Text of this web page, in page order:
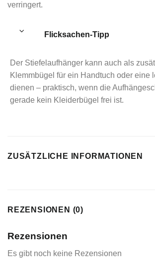
verringert.
Flicksachen-Tipp
Der Stiefelaufhänger kann auch als
Klemmbügel für ein Handtuch oder eine
dienen – praktisch, wenn die
gerade kein Kleiderbügel frei ist.
ZUSÄTZLICHE INFORMATIONEN
REZENSIONEN (0)
Rezensionen
Es gibt noch keine Rezensionen